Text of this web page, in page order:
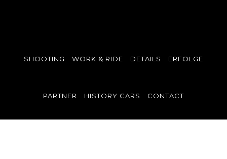
SHOOTING WORK & RIDE DETAILS ERFOLGE
PARTNER HISTORY CARS CONTACT